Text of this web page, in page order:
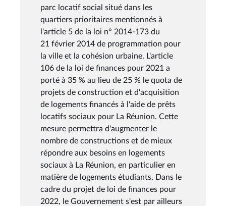
parc locatif social situé dans les
quartiers prioritaires mentionnés à
l'article 5 de la loi n° 2014-173 du
21 février 2014 de programmation pour
la ville et la cohésion urbaine. L'article
106 de la loi de finances pour 2021 a
porté à 35 % au lieu de 25 % le quota de
projets de construction et d'acquisition
de logements financés à l'aide de prêts
locatifs sociaux pour La Réunion. Cette
mesure permettra d'augmenter le
nombre de constructions et de mieux
répondre aux besoins en logements
sociaux à La Réunion, en particulier en
matière de logements étudiants. Dans le
cadre du projet de loi de finances pour
2022, le Gouvernement s'est par ailleurs